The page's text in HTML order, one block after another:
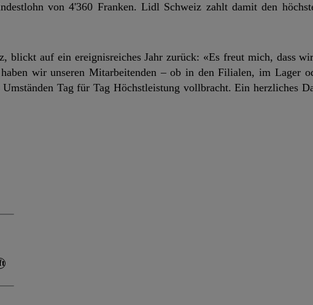
von 4'360 Franken. Lidl Schweiz zahlt damit den
blickt auf ein ereignisreiches Jahr zurück: «Es freut mich, dass
haben wir unseren Mitarbeitenden – ob in den Filialen, im Lager
Tag für Tag Höchstleistung vollbracht. Ein herzliches